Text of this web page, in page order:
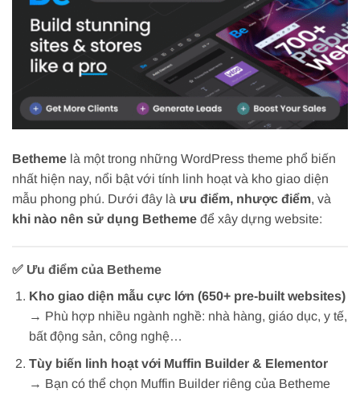
Betheme là một trong những WordPress theme phổ biến
nhất hiện nay, nổi bật với tính linh hoạt và kho giao diện
mẫu phong phú. Dưới đây là ưu điểm, nhược điểm, và
khi nào nên sử dụng Betheme để xây dựng website:
✅ Ưu điểm của Betheme
Kho giao diện mẫu cực lớn (650+ pre-built websites)
→ Phù hợp nhiều ngành nghề: nhà hàng, giáo dục, y tế,
bất động sản, công nghệ…
Tùy biến linh hoạt với Muffin Builder & Elementor
→ Bạn có thể chọn Muffin Builder riêng của Betheme